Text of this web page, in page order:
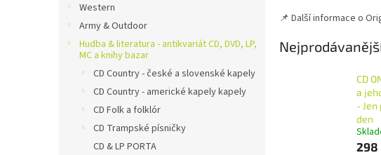
Western
Army & Outdoor
Hudba & literatura - antikvariát CD, DVD, LP,
MC a knihy bazar
CD Country - české a slovenské kapely
CD Country - americké kapely kapely
CD Folk a folklór
CD Trampské písničky
CD & LP PORTA
📌 Další informace o
CD
a
-
den
298